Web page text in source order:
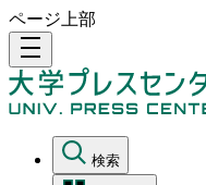
ページ上部
density_medium
検索